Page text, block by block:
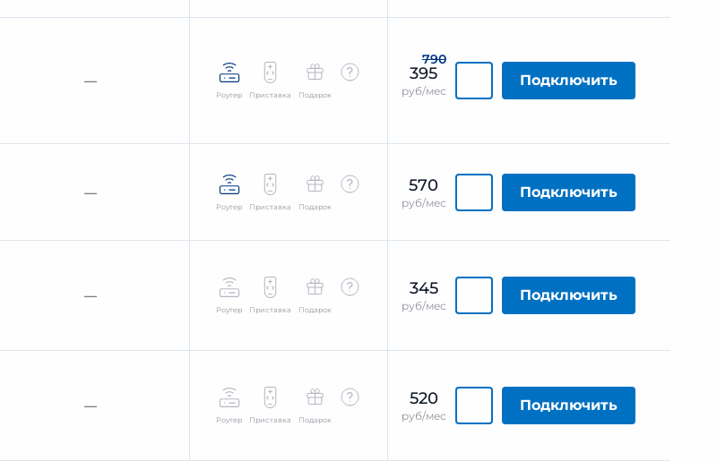
—
Роутер Приставка Подарок
790
395
руб/мес
Подключить
—
Роутер Приставка Подарок
570
руб/мес
Подключить
—
Роутер Приставка Подарок
345
руб/мес
Подключить
—
Роутер Приставка Подарок
520
руб/мес
Подключить